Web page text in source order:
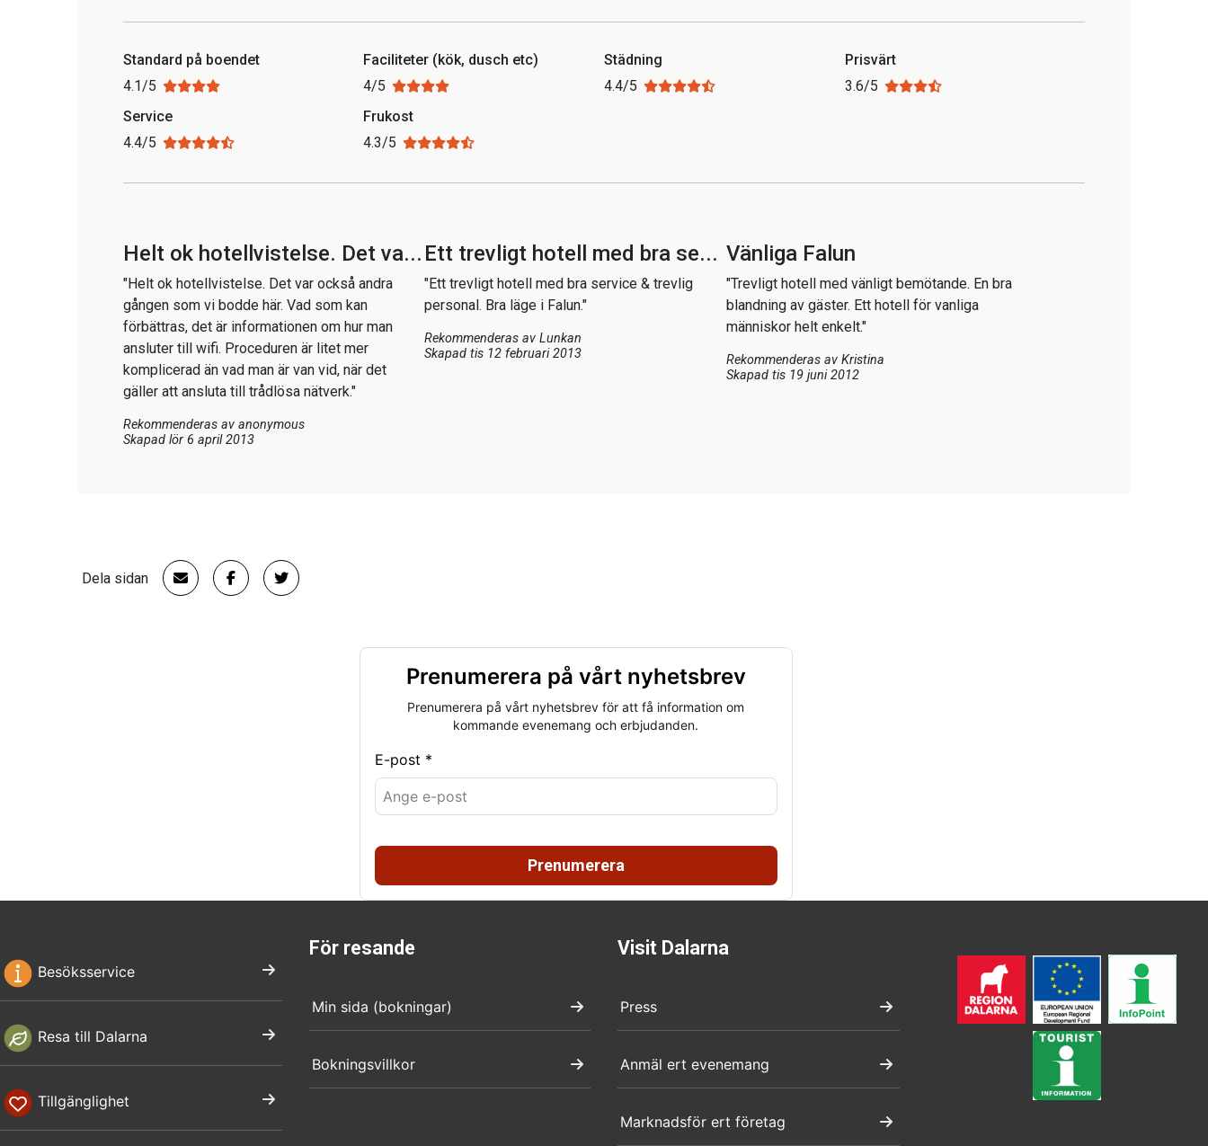
Standard på boendet
4.1/5
Faciliteter (kök, dusch etc)
4/5
Städning
4.4/5
Prisvärt
3.6/5
Service
4.4/5
Frukost
4.3/5
Helt ok hotellvistelse. Det va...
"Helt ok hotellvistelse. Det var också andra
gången som vi bodde här. Vad som kan
förbättras, det är informationen om hur man
ansluter till wifi. Proceduren är litet mer
komplicerad än vad man är van vid, när det
gäller att ansluta till trådlösa nätverk."
Rekommenderas av anonymous
Skapad lör 6 april 2013
Ett trevligt hotell med bra se...
"Ett trevligt hotell med bra service & trevlig
personal. Bra läge i Falun."
Rekommenderas avLunkan
Skapad tis 12 februari 2013
Vänliga Falun
"Trevligt hotell med vänligt bemötande. En bra
blandning av gäster. Ett hotell för vanliga
människor helt enkelt."
Rekommenderas av Kristina
Skapad tis 19 juni 2012
Dela sidan
Prenumerera på vårt nyhetsbrev
Prenumerera på vårt nyhetsbrev för att få information om
kommande evenemang och erbjudanden.
E-post *
Prenumerera
Besöksservice
Resa till Dalarna
Tillgänglighet
För resande
Min sida (bokningar)
Bokningsvillkor
Visit Dalarna
Press
Anmäl ert evenemang
Marknadsför ert företag